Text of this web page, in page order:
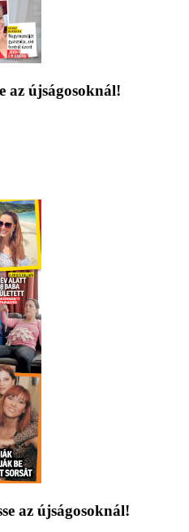
az újságosoknál!
az újságosoknál!